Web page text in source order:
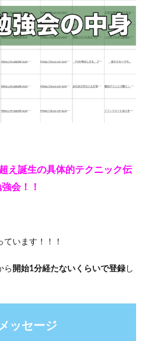
え誕生の具体的テクニック伝
会！！
います！！！
ら 開始1分経たないくらいで登録 し
ッセージ